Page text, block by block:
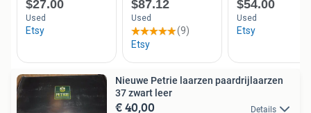
Nieuwe Petrie laarzen paardrijlaarzen
37 zwart leer
€ 40,00 Details